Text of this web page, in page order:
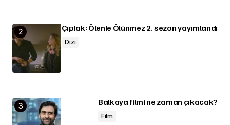
Çıplak: Ölenle Ölünmez 2. sezon yayımlandı
Dizi
Balkaya filmi ne zaman çıkacak?
Film